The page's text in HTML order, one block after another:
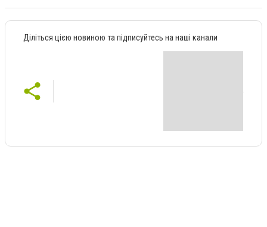
Діліться цією новиною та підписуйтесь на наші канали